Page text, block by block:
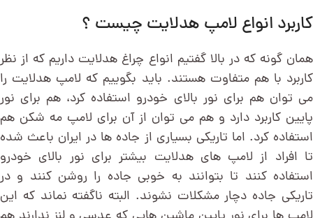
کاربرد انواع لامپ هدلایت چیست ؟
همان گونه که در بالا گفتیم انواع چراغ هدلایت داریم که از نظر
کاربرد با هم متفاوت هستند. باید بگوییم که لامپ هدلایت را
می توان هم برای نور بالای خودرو استفاده کرد، هم برای نور
پایین کاربرد دارد و هم می توان از آن برای لامپ مه شکن هم
استفاده کرد. اما تاریکی بسیاری از جاده ها در ایران باعث شده
تا افراد از لامپ های هدلایت بیشتر برای نور بالای خودرو
استفاده کنند تا بتوانند به خوبی جاده را روشن کنند و در
تاریکی جاده دچار مشکلات نشوند. البته ناگفته نماند که این